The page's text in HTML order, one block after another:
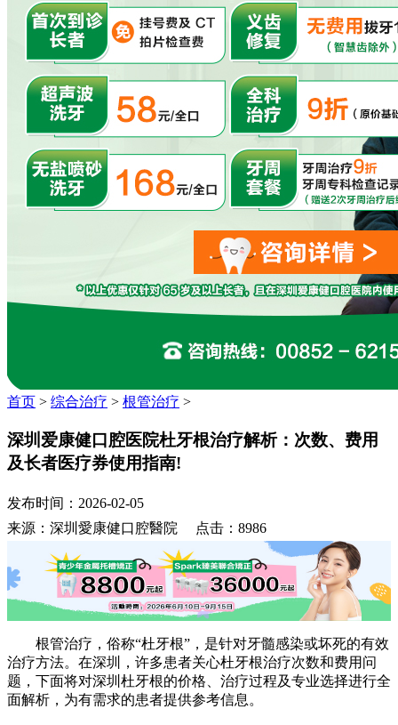
首页 > 综合治疗 > 根管治疗 >
深圳爱康健口腔医院杜牙根治疗解析：次数、费用
及长者医疗券使用指南!
发布时间：2026-02-05
来源：深圳愛康健口腔醫院 点击：8986
根管治疗，俗称“杜牙根”，是针对牙髓感染或坏死的有效
治疗方法。在深圳，许多患者关心杜牙根治疗次数和费用问
题，下面将对深圳杜牙根的价格、治疗过程及专业选择进行全
面解析，为有需求的患者提供参考信息。